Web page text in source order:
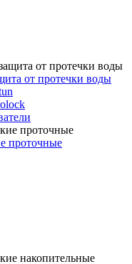
от протечки воды
проточные